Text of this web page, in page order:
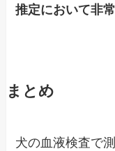
推定において非
まとめ
犬の血液検査で